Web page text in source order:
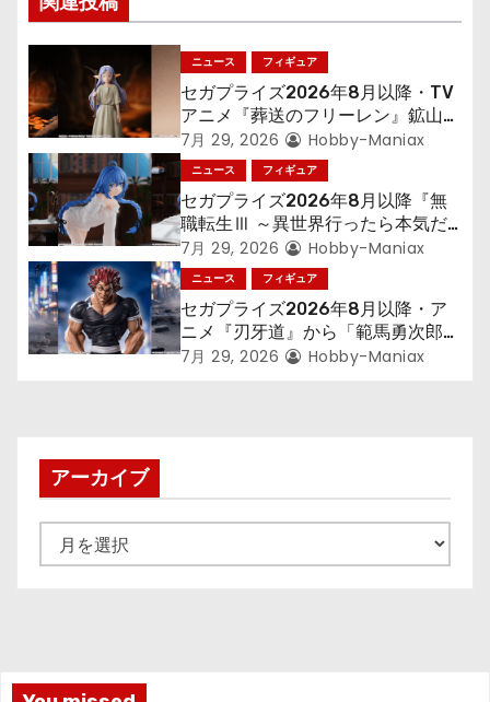
ー
シ
ョ
ン
ニュース フィギュア
セガプライズ2026年8月以降・TV
アニメ『葬送のフリーレン』鉱山で
300年働くことになっっちゃった
「フリーレン」を立体化！
7月 29, 2026 Hobby-Maniax
ニュース フィギュア
セガプライズ2026年8月以降『無
職転生Ⅲ ～異世界行ったら本気だ
す～』から「ロキシー」のフィギュ
アが登場！
7月 29, 2026 Hobby-Maniax
ニュース フィギュア
セガプライズ2026年8月以降・ア
ニメ『刃牙道』から「範馬勇次郎」
が登場ッッ!!
7月 29, 2026 Hobby-Maniax
アーカイブ
ー